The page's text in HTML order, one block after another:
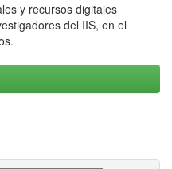
y recursos digitales
del IIS, en el